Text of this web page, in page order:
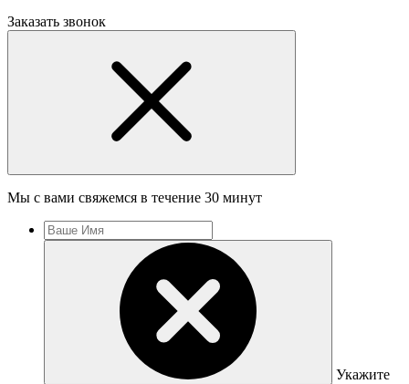
Заказать звонок
Мы с вами свяжемся в течение 30 минут
Укажите